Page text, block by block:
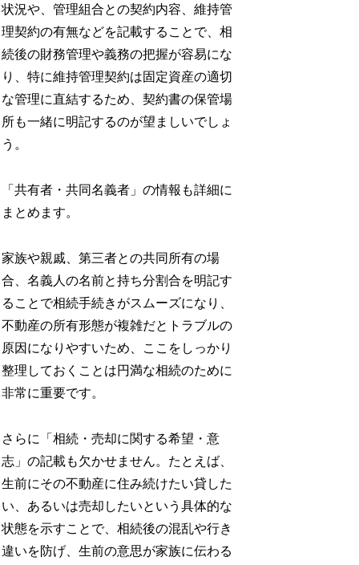
状況や、管理組合との契約内容、維持管
理契約の有無などを記載することで、相
続後の財務管理や義務の把握が容易にな
り、特に維持管理契約は固定資産の適切
な管理に直結するため、契約書の保管場
所も一緒に明記するのが望ましいでしょ
う。
「共有者・共同名義者」の情報も詳細に
まとめます。
家族や親戚、第三者との共同所有の場
合、名義人の名前と持ち分割合を明記す
ることで相続手続きがスムーズになり、
不動産の所有形態が複雑だとトラブルの
原因になりやすいため、ここをしっかり
整理しておくことは円満な相続のために
非常に重要です。
さらに「相続・売却に関する希望・意
志」の記載も欠かせません。たとえば、
生前にその不動産に住み続けたい貸した
い、あるいは売却したいという具体的な
状態を示すことで、相続後の混乱や行き
違いを防げ、生前の意思が家族に伝わる